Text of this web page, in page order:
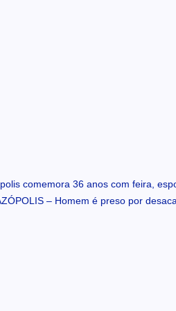
comemora 36 anos com feira,
– Homem é preso por